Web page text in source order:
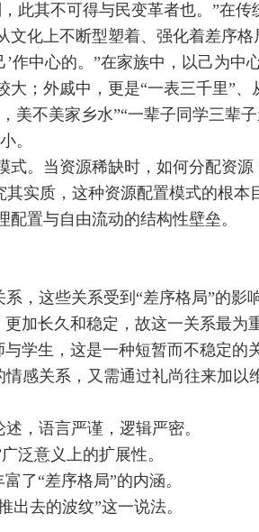
此其不可得与民变革者也。”在
文化上不断型塑着、强化着差序格
中心的。”在家族中，以己为
；外戚中，更是“一表三千里”
不美家乡水”“一辈子同学三辈
。
。当资源稀缺时，如何分配资
实质，这种资源配置模式的根
置与自由流动的结构性壁垒。
，这些关系受到“差序格局”的影
加长久和稳定，故这一关系最为
学生，这是一种短暂而不稳定的
感关系，又需通过礼尚往来加以
，语言严谨，逻辑严密。
泛意义上的扩展性。
了“差序格局”的内涵。
去的波纹”这一说法。